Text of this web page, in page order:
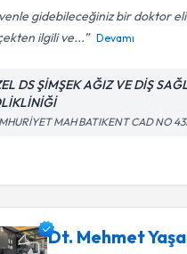
gidebileceğiniz bir doktor
ilgili ve...
Devamı
DS ŞİMŞEK AĞIZ VE DİŞ
MAH BATIKENT CAD NO
Dt. Mehmet